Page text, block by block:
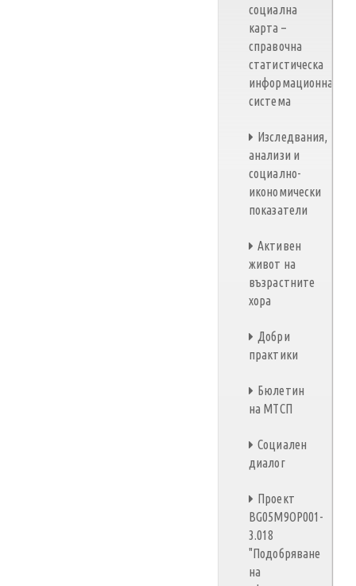
социална
карта –
справочна
статистическа
информационна
система
Изследвания,
анализи и
социално-
икономически
показатели
Активен
живот на
възрастните
хора
Добри
практики
Бюлетин
на МТСП
Социален
диалог
Проект
BG05M9OP001-
3.018
"Подобряване
на